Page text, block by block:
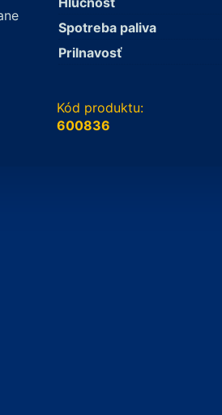
Spotreba paliva
Prilnavosť
Kód produktu:
600836